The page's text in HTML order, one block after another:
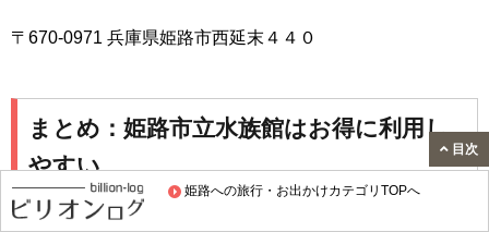
姫路への旅行・お出かけカテゴリTOPへ
〒670-0971 兵庫県姫路市西延末４４０
まとめ：姫路市立水族館はお得に利用し
やすい
目次